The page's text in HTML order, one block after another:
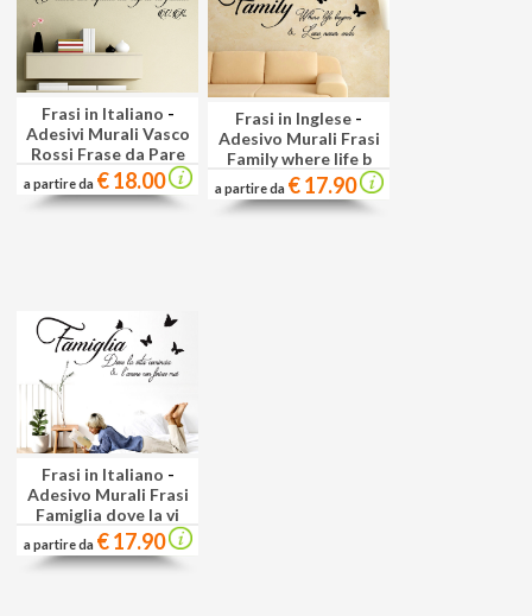
Frasi in Italiano -
Adesivi Murali Vasco
Rossi Frase da Pare
a partire da € 18.00
Frasi in Inglese -
Adesivo Murali Frasi
Family where life b
a partire da € 17.90
Frasi in Italiano -
Adesivo Murali Frasi
Famiglia dove la vi
a partire da € 17.90